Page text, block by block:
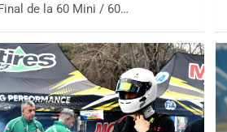
de la 60 Mini / 60…